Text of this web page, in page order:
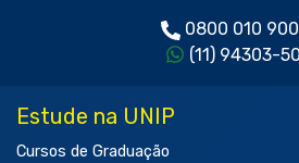
0800 010
(11) 94303-
Estude na UNIP
Cursos de Graduação